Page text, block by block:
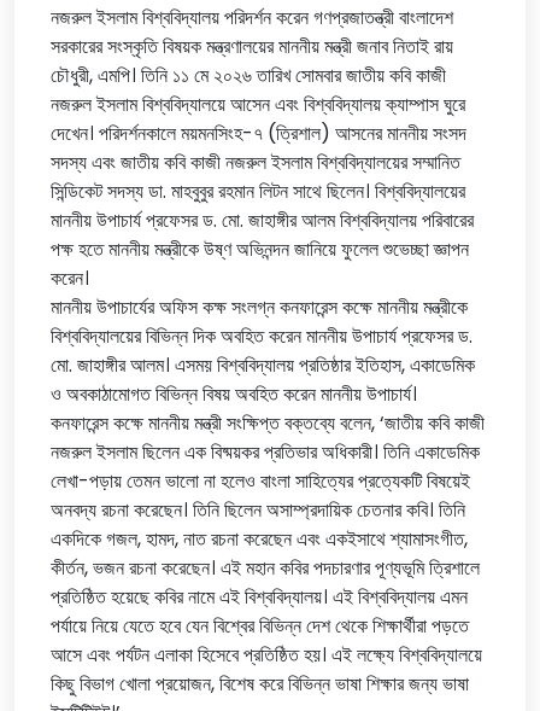
নজরুল ইসলাম বিশ্ববিদ্যালয় পরিদর্শন করেন গণপ্রজাতন্ত্রী বাংলাদেশ
সরকারের সংস্কৃতি বিষয়ক মন্ত্রণালয়ের মাননীয় মন্ত্রী জনাব নিতাই রায়
চৌধুরী, এমপি। তিনি ১১ মে ২০২৬ তারিখ সোমবার জাতীয় কবি কাজী
নজরুল ইসলাম বিশ্ববিদ্যালয়ে আসেন এবং বিশ্ববিদ্যালয় ক্যাম্পাস ঘুরে
দেখেন। পরিদর্শনকালে ময়মনসিংহ-৭ (ত্রিশাল) আসনের মাননীয় সংসদ
সদস্য এবং জাতীয় কবি কাজী নজরুল ইসলাম বিশ্ববিদ্যালয়ের সম্মানিত
সিন্ডিকেট সদস্য ডা. মাহবুবুর রহমান লিটন সাথে ছিলেন। বিশ্ববিদ্যালয়ের
মাননীয় উপাচার্য প্রফেসর ড. মো. জাহাঙ্গীর আলম বিশ্ববিদ্যালয় পরিবারের
পক্ষ হতে মাননীয় মন্ত্রীকে উষ্ণ অভিনন্দন জানিয়ে ফুলেল শুভেচ্ছা জ্ঞাপন
করেন।
মাননীয় উপাচার্যের অফিস কক্ষ সংলগ্ন কনফারেন্স কক্ষে মাননীয় মন্ত্রীকে
বিশ্ববিদ্যালয়ের বিভিন্ন দিক অবহিত করেন মাননীয় উপাচার্য প্রফেসর ড.
মো. জাহাঙ্গীর আলম। এসময় বিশ্ববিদ্যালয় প্রতিষ্ঠার ইতিহাস, একাডেমিক
ও অবকাঠামোগত বিভিন্ন বিষয় অবহিত করেন মাননীয় উপাচার্য।
কনফারেন্স কক্ষে মাননীয় মন্ত্রী সংক্ষিপ্ত বক্তব্যে বলেন, ‘জাতীয় কবি কাজী
নজরুল ইসলাম ছিলেন এক বিষ্ময়কর প্রতিভার অধিকারী। তিনি একাডেমিক
লেখা-পড়ায় তেমন ভালো না হলেও বাংলা সাহিত্যের প্রত্যেকটি বিষয়েই
অনবদ্য রচনা করেছেন। তিনি ছিলেন অসাম্প্রদায়িক চেতনার কবি। তিনি
একদিকে গজল, হামদ, নাত রচনা করেছেন এবং একইসাথে শ্যামাসংগীত,
কীর্তন, ভজন রচনা করেছেন। এই মহান কবির পদচারণার পূণ্যভূমি ত্রিশালে
প্রতিষ্ঠিত হয়েছে কবির নামে এই বিশ্ববিদ্যালয়। এই বিশ্ববিদ্যালয় এমন
পর্যায়ে নিয়ে যেতে হবে যেন বিশ্বের বিভিন্ন দেশ থেকে শিক্ষার্থীরা পড়তে
আসে এবং পর্যটন এলাকা হিসেবে প্রতিষ্ঠিত হয়। এই লক্ষ্যে বিশ্ববিদ্যালয়ে
কিছু বিভাগ খোলা প্রয়োজন, বিশেষ করে বিভিন্ন ভাষা শিক্ষার জন্য ভাষা